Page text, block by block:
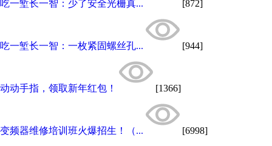
吃一堑长一智：少了安全光栅真... [872]
吃一堑长一智：一枚紧固螺丝孔... [944]
动动手指，领取新年红包！ [1366]
变频器维修培训班火爆招生！（... [6998]